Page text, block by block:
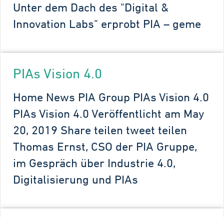
Unter dem Dach des "Digital &
Innovation Labs" erprobt PIA – geme
PIAs Vision 4.0
Home News PIA Group PIAs Vision 4.0
PIAs Vision 4.0 Veröffentlicht am May
20, 2019 Share teilen tweet teilen
Thomas Ernst, CSO der PIA Gruppe,
im Gespräch über Industrie 4.0,
Digitalisierung und PIAs